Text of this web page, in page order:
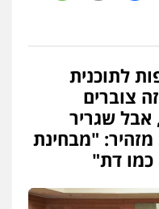
לתוכנית
צוברים
שגריר
"מבחינת
כמו דת"